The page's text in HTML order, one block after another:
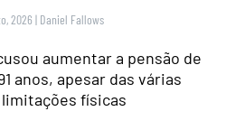
2026 | Daniel Fallows
aumentar a pensão de
anos, apesar das várias
físicas